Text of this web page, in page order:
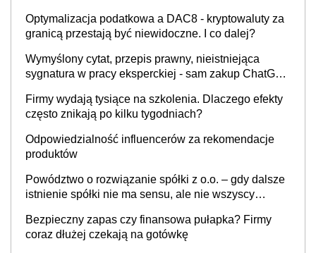
Optymalizacja podatkowa a DAC8 - kryptowaluty za
granicą przestają być niewidoczne. I co dalej?
Wymyślony cytat, przepis prawny, nieistniejąca
sygnatura w pracy eksperckiej - sam zakup ChatGPT
Firmy wydają tysiące na szkolenia. Dlaczego efekty
często znikają po kilku tygodniach?
Odpowiedzialność influencerów za rekomendacje
produktów
Powództwo o rozwiązanie spółki z o.o. – gdy dalsze
istnienie spółki nie ma sensu, ale nie wszyscy
Bezpieczny zapas czy finansowa pułapka? Firmy
coraz dłużej czekają na gotówkę